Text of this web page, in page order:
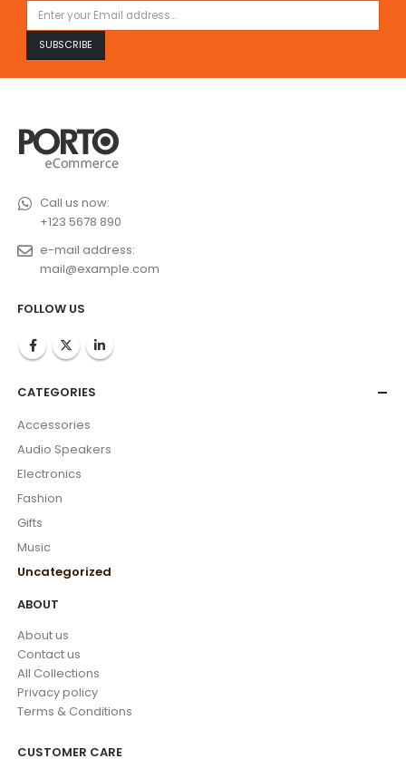
Call us now:
+123 5678 890
e-mail address:
mail@example.com
FOLLOW US
CATEGORIES
Accessories
Audio Speakers
Electronics
Fashion
Gifts
Music
Uncategorized
ABOUT
About us
Contact us
All Collections
Privacy policy
Terms & Conditions
CUSTOMER CARE